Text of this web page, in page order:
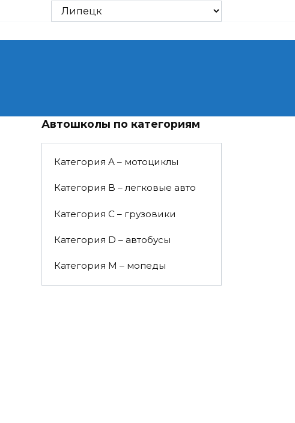
Автошколы по категориям
Категория A – мотоциклы
Категория B – легковые авто
Категория C – грузовики
Категория D – автобусы
Категория M – мопеды